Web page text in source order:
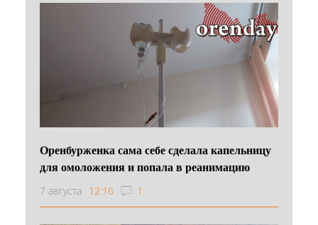
Оренбурженка сама себе сделала капельницу
для омоложения и попала в реанимацию
7 августа 12:16 1